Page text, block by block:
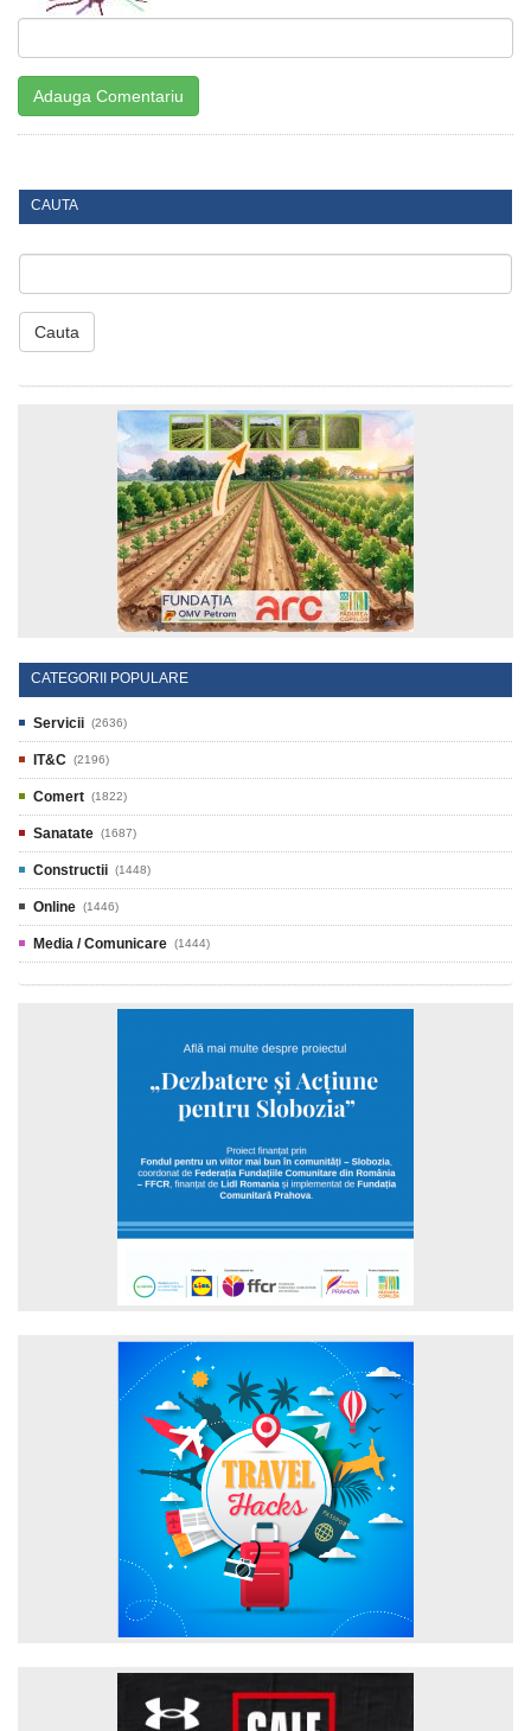
CAUTA
Cauta
CATEGORII POPULARE
Servicii (2636)
IT&C (2196)
Comert (1822)
Sanatate (1687)
Constructii (1448)
Online (1446)
Media / Comunicare (1444)